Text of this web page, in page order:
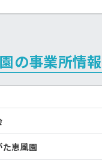
の事業所情報
恵風園